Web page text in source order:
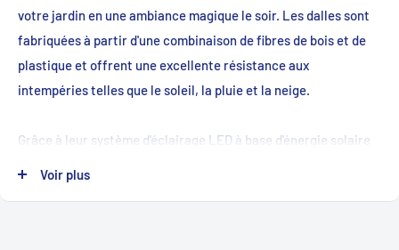
votre jardin en une ambiance magique le soir. Les dalles sont
fabriquées à partir d'une combinaison de fibres de bois et de
plastique et offrent une excellente résistance aux
intempéries telles que le soleil, la pluie et la neige.
Grâce à leur système d'éclairage LED à base d'énergie solaire
Voir plus